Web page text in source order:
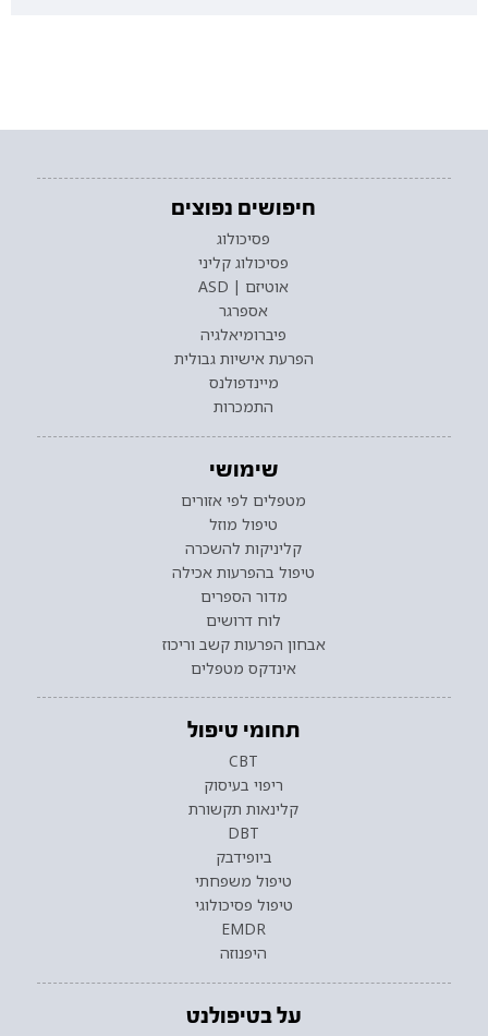
חיפושים נפוצים
פסיכולוג
פסיכולוג קליני
אוטיזם | ASD
אספרגר
פיברומיאלגיה
הפרעת אישיות גבולית
מיינדפולנס
התמכרות
שימושי
מטפלים לפי אזורים
טיפול מוזל
קליניקות להשכרה
טיפול בהפרעות אכילה
מדור הספרים
לוח דרושים
אבחון הפרעות קשב וריכוז
אינדקס מטפלים
תחומי טיפול
CBT
ריפוי בעיסוק
קלינאות תקשורת
DBT
ביופידבק
טיפול משפחתי
טיפול פסיכולוגי
EMDR
היפנוזה
על בטיפולנט